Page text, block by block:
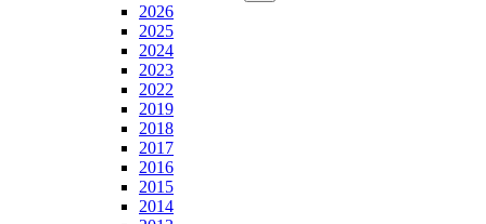
2026
2025
2024
2023
2022
2019
2018
2017
2016
2015
2014